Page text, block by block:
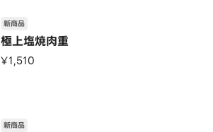
極上塩焼肉重
新商品
¥1,510
新商品